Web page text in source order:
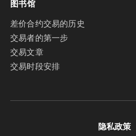
图书馆
差价合约交易的历史
交易者的第一步
交易文章
交易时段安排
隐私政策